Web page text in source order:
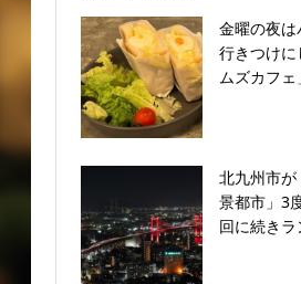
金曜の夜
行きつけ
ムズカフ
北九州市
景都市」3
回に続き